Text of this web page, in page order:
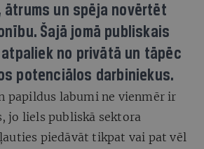
un spēja novērtēt
Šajā jomā publiskais
no privātā un tāpēc
potenciālos darbiniekus.
papildus labumi ne vienmēr ir
jo liels publiskā sektora
piedāvāt tikpat vai pat vēl